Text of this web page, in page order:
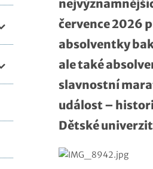
července 2026
absolventky
ale také
slavnostní
událost –
Dětské